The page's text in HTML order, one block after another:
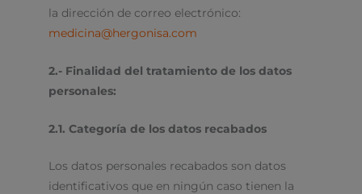
la dirección de correo electrónico:
medicina@hergonisa.com
2.- Finalidad del tratamiento de los datos
personales:
2.1. Categoría de los datos recabados
Los datos personales recabados son datos
identificativos que en ningún caso tienen la